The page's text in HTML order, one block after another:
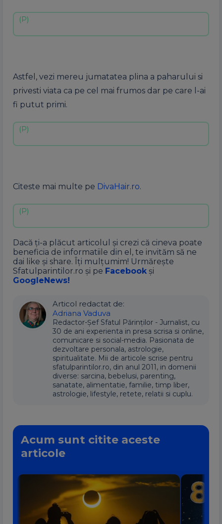
Astfel, vezi mereu jumatatea plina a paharului si
privesti viata ca pe cel mai frumos dar pe care l-ai
fi putut primi.
Citeste mai multe pe DivaHair.ro.
Dacă ți-a plăcut articolul și crezi că cineva poate
beneficia de informatiile din el, te invităm să ne
dai like și share. Îți mulțumim! Urmărește
Sfatulparintilor.ro și pe Facebook și
GoogleNews!
Articol redactat de:
Adriana Vaduva
Redactor-Șef Sfatul Părinților - Jurnalist, cu
30 de ani experienta in presa scrisa si online,
comunicare si social-media. Pasionata de
dezvoltare personala, astrologie,
spiritualitate. Mii de articole scrise pentru
sfatulparintilor.ro, din anul 2011, in domenii
diverse: sarcina, bebelusi, parenting,
sanatate, alimentatie, familie, timp liber,
astrologie, lifestyle, retete, relatii si cuplu.
Acum sunt citite aceste
articole